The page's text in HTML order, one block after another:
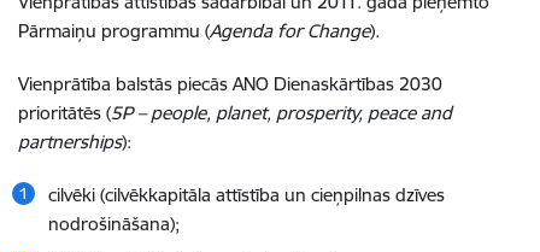
Pārmaiņu programmu (Agenda for Change).
Vienprātība balstās piecās ANO Dienaskārtības 2030
prioritātēs (5P – people, planet, prosperity, peace and
partnerships):
cilvēki (cilvēkkapitāla attīstība un cieņpilnas dzīves
nodrošināšana);